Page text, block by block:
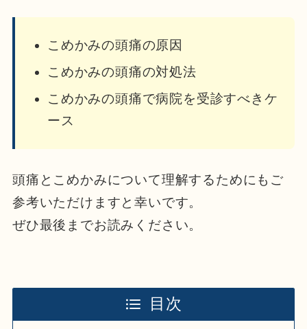
こめかみの頭痛の原因
こめかみの頭痛の対処法
こめかみの頭痛で病院を受診すべきケ
ース
頭痛とこめかみについて理解するためにもご
参考いただけますと幸いです。
ぜひ最後までお読みください。
目次